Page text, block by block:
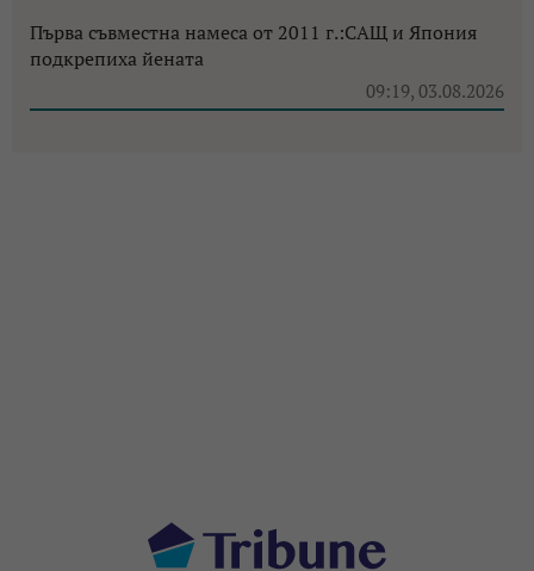
Първа съвместна намеса от 2011 г.:САЩ и Япония
подкрепиха йената
09:19, 03.08.2026